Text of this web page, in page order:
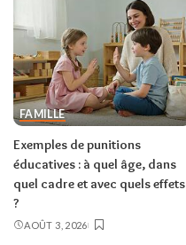
FAMILLE
Exemples de punitions
éducatives : à quel âge, dans
quel cadre et avec quels effets
?
AOÛT 3, 2026